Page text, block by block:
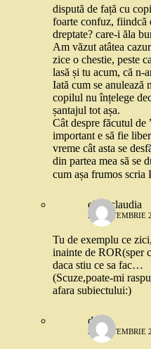
dispută de față cu
foarte confuz, fiindcă
dreptate? care-i ăla
Am văzut atâtea
zice o chestie, peste
lasă și tu acum, că n-
Iată cum se anulează
copilul nu înțelege
șantajul tot așa.
Cât despre făcutul de
important e să fie
vreme cât asta se
din partea mea să se
cum așa frumos scria
elisa claudia
21 SEPTEMBRIE
Tu de exemplu ce
inainte de ROR(sper
daca stiu ce sa fac…
(Scuze,poate-mi
afara subiectului:)
dana
22 SEPTEMBRIE